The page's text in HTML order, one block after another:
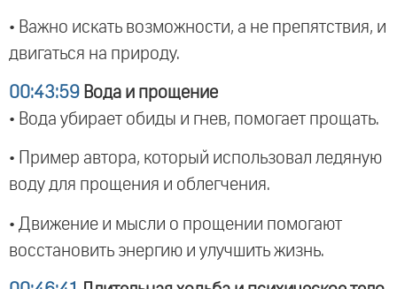
• Важно искать возможности, а не препятствия, и
двигаться на природу.
00:43:59 Вода и прощение
• Вода убирает обиды и гнев, помогает прощать.
• Пример автора, который использовал ледяную
воду для прощения и облегчения.
• Движение и мысли о прощении помогают
восстановить энергию и улучшить жизнь.